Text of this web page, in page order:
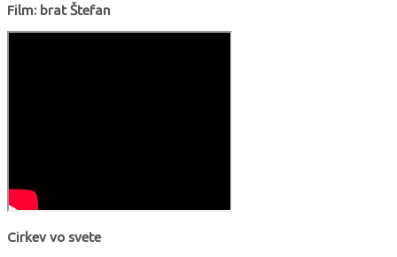
Film: brat Štefan
Cirkev vo svete